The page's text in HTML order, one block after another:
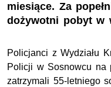
miesiące. Za
dożywotni pobyt w
Policjanci z Wydziału
Policji w Sosnowcu na
zatrzymali 55-letniego